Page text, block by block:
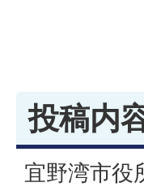
投稿内
宜野湾市役